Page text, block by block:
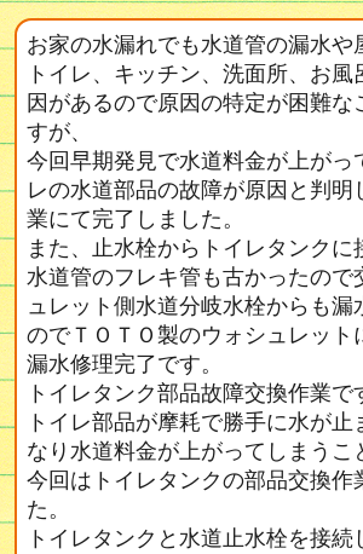
お家の水漏れでも水道管の漏水や
トイレ、キッチン、洗面所、お風
因があるので原因の特定が困難な
すが、
今回早期発見で水道料金が上がっ
レの水道部品の故障が原因と判明
業にて完了しました。
また、止水栓からトイレタンクに
水道管のフレキ管も古かったので
ュレット側水道分岐水栓からも漏
のでＴＯＴＯ製のウォシュレット
漏水修理完了です。
トイレタンク部品故障交換作業で
トイレ部品が摩耗で勝手に水が止
なり水道料金が上がってしまうこ
今回はトイレタンクの部品交換作
た。
トイレタンクと水道止水栓を接続